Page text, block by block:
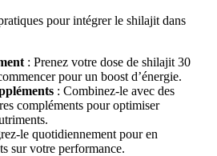
pour intégrer le shilajit dans
: Prenez votre dose de shilajit 30
pour un boost d’énergie.
: Combinez-le avec des
compléments pour optimiser
le quotidiennement pour en
sur votre performance.